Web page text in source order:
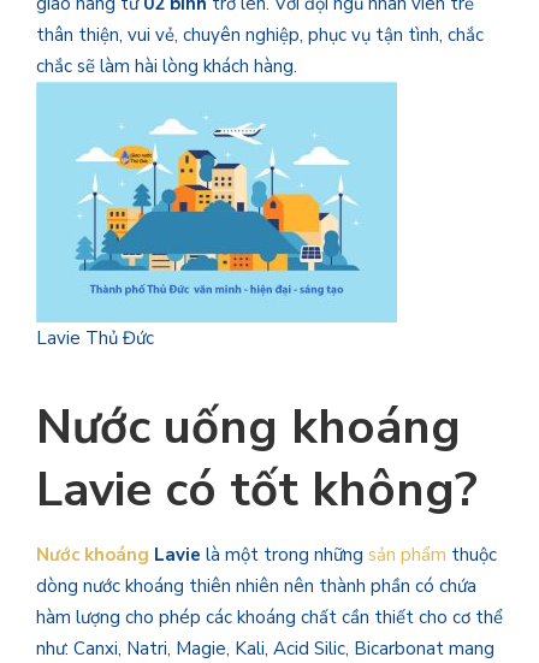
thân thiện, vui vẻ, chuyên nghiệp, phục vụ tận tình, chắc
chắc sẽ làm hài lòng khách hàng.
Lavie Thủ Đức
Nước uống khoáng
Lavie có tốt không?
Nước khoáng Lavie là một trong những sản phẩm thuộc
dòng nước khoáng thiên nhiên nên thành phần có chứa
hàm lượng cho phép các khoáng chất cần thiết cho cơ thể
như: Canxi, Natri, Magie, Kali, Acid Silic, Bicarbonat mang